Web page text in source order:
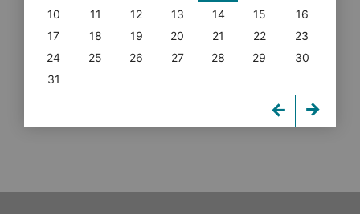
10
11 12 13 14 15
16
17
18 19 20 21 22
23
24
25 26 27 28 29
30
31